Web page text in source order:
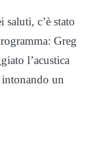
c’è stato
Greg
l’acustica
intonando un